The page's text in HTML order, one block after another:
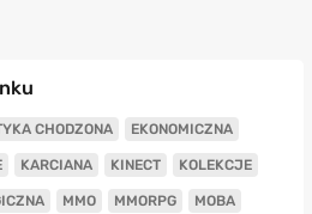
CHODZONA EKONOMICZNA
KARCIANA KINECT KOLEKCJE
MMO MMORPG MOBA